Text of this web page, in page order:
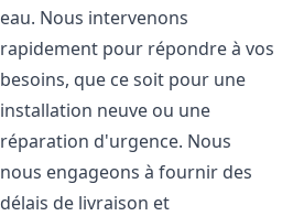
eau. Nous intervenons
rapidement pour répondre à vos
besoins, que ce soit pour une
installation neuve ou une
réparation d'urgence. Nous
nous engageons à fournir des
délais de livraison et